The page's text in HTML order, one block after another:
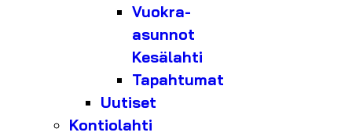
Vuokra-
asunnot
Kesälahti
Tapahtumat
Uutiset
Kontiolahti